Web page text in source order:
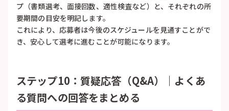
プ（書類選考、面接回数、適性検査など）と、それぞれの所
要期間の目安を明記します。
これにより、応募者は今後のスケジュールを見通すことがで
き、安心して選考に進むことが可能になります。
ステップ10：質疑応答（Q&A）｜よくあ
る質問への回答をまとめる